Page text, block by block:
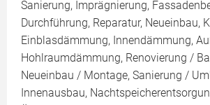
Sanierung, Imprägnierung,
Durchführung, Reparatur, Neueinbau,
Einblasdämmung, Innendämmung,
Hohlraumdämmung, Renovierung /
Neueinbau / Montage, Sanierung /
Innenausbau,